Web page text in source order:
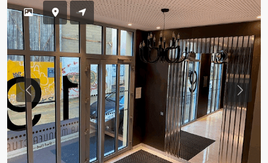
Previous